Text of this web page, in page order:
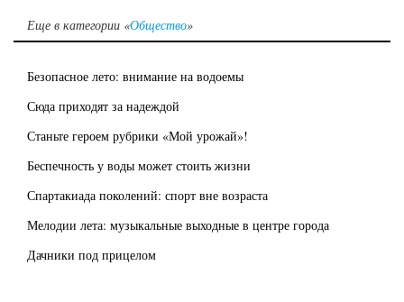
Еще в категории «Общество»
Безопасное лето: внимание на водоемы
Сюда приходят за надеждой
Станьте героем рубрики «Мой урожай»!
Беспечность у воды может стоить жизни
Спартакиада поколений: спорт вне возраста
Мелодии лета: музыкальные выходные в центре города
Дачники под прицелом